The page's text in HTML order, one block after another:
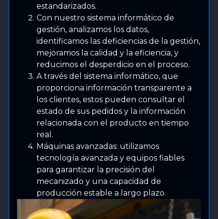
estandarizados.
Con nuestro sistema informático de
gestión, analizamos los datos,
identificamos las deficiencias de la gestión,
mejoramos la calidad y la eficiencia, y
reducimos el desperdicio en el proceso.
A través del sistema informático, que
proporciona información transparente a
los clientes, estos pueden consultar el
estado de sus pedidos y la información
relacionada con el producto en tiempo
real.
Máquinas avanzadas: utilizamos
tecnología avanzada y equipos fiables
para garantizar la precisión del
mecanizado y una capacidad de
producción estable a largo plazo.